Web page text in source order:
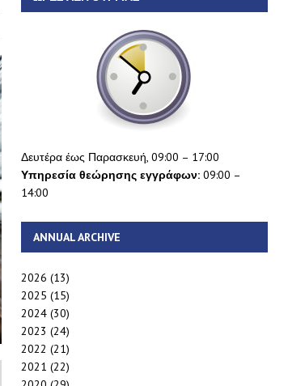
Δευτέρα έως Παρασκευή, 09:00 – 17:00
Υπηρεσία θεώρησης εγγράφων:09:00 –
14:00
ANNUAL ARCHIVE
2026 (13)
2025 (15)
2024(30)
2023 (24)
2022 (21)
2021 (22)